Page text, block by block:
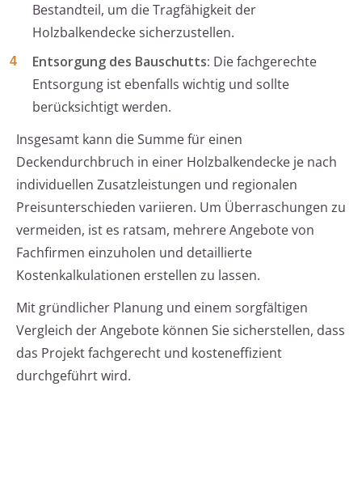
Bestandteil, um die Tragfähigkeit der
Holzbalkendecke sicherzustellen.
Entsorgung des Bauschutts: Die fachgerechte
Entsorgung ist ebenfalls wichtig und sollte
berücksichtigt werden.
Insgesamt kann die Summe für einen
Deckendurchbruch in einer Holzbalkendecke je nach
individuellen Zusatzleistungen und regionalen
Preisunterschieden variieren. Um Überraschungen zu
vermeiden, ist es ratsam, mehrere Angebote von
Fachfirmen einzuholen und detaillierte
Kostenkalkulationen erstellen zu lassen.
Mit gründlicher Planung und einem sorgfältigen
Vergleich der Angebote können Sie sicherstellen, dass
das Projekt fachgerecht und kosteneffizient
durchgeführt wird.